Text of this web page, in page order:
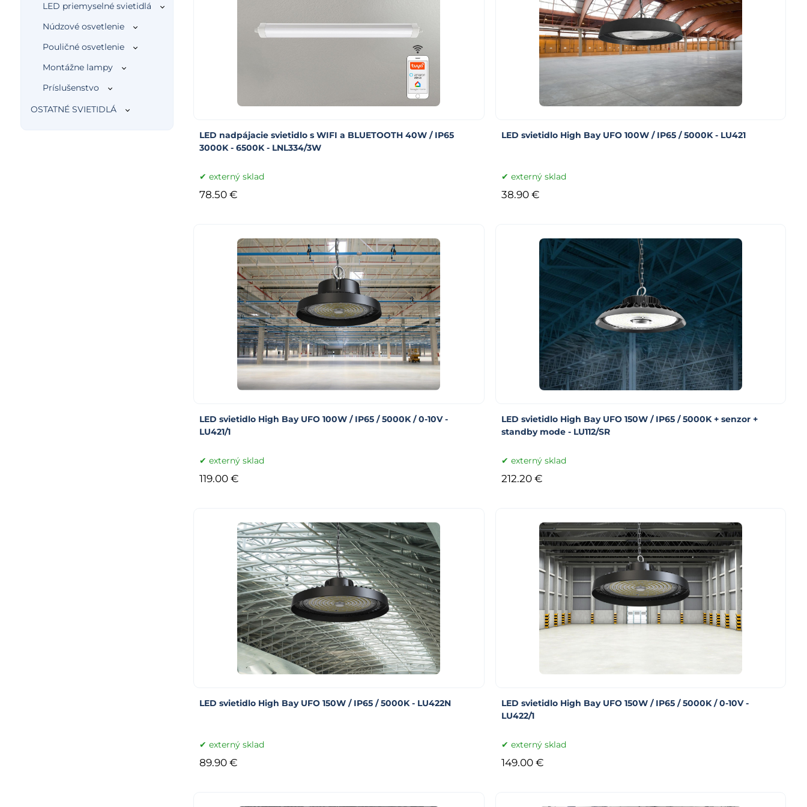
LED priemyselné svietidlá
Núdzové osvetlenie
Pouličné osvetlenie
Montážne lampy
Príslušenstvo
OSTATNÉ SVIETIDLÁ
LED nadpájacie svietidlo s WIFI a BLUETOOTH 40W / IP65
3000K - 6500K - LNL334/3W
externý sklad
78.50 €
LED svietidlo High Bay UFO 100W / IP65 / 5000K - LU421
externý sklad
38.90 €
LED svietidlo High Bay UFO 100W / IP65 / 5000K / 0-10V -
LU421/1
externý sklad
119.00 €
LED svietidlo High Bay UFO 150W / IP65 / 5000K + senzor +
standby mode - LU112/SR
externý sklad
212.20 €
LED svietidlo High Bay UFO 150W / IP65 / 5000K - LU422N
externý sklad
89.90 €
LED svietidlo High Bay UFO 150W / IP65 / 5000K / 0-10V -
LU422/1
externý sklad
149.00 €